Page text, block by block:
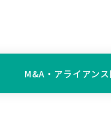
M&A・アライアン